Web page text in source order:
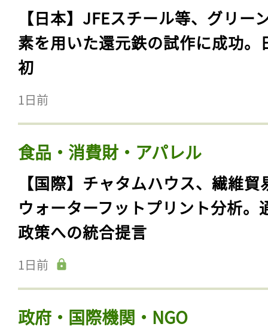
【日本】JFEスチール等、グリー
素を用いた還元鉄の試作に成功。
初
1日前
食品・消費財・アパレル
【国際】チャタムハウス、繊維貿
ウォーターフットプリント分析。
政策への統合提言
1日前
政府・国際機関・NGO